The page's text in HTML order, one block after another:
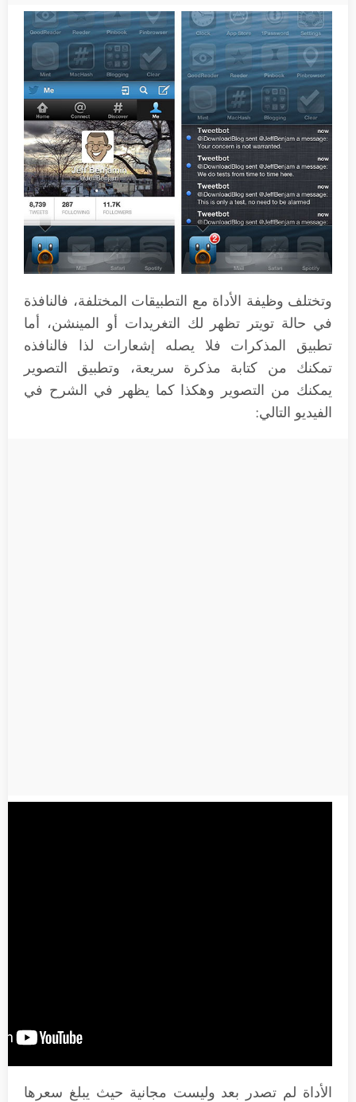
وتختلف وظيفة الأداة مع التطبيقات المختلفة، فالنافذة
في حالة تويتر تظهر لك التغريدات أو المينشن، أما
تطبيق المذكرات فلا يصله إشعارات لذا فالنافذه
تمكنك من كتابة مذكرة سريعة، وتطبيق التصوير
يمكنك من التصوير وهكذا كما يظهر في الشرح في
الفيديو التالي:
الأداة لم تصدر بعد وليست مجانية حيث يبلغ سعرها